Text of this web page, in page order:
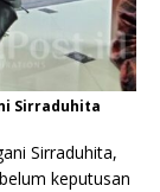
Sirraduhita
Sirraduhita,
keputusan